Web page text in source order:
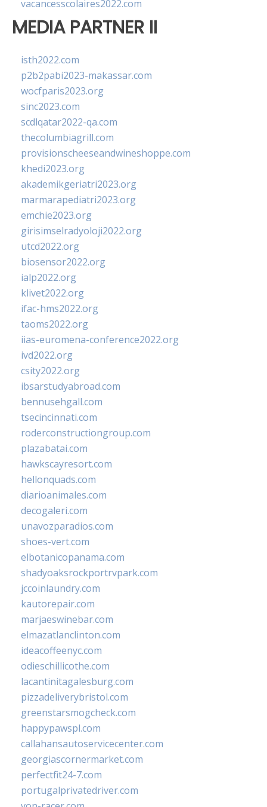
vacancesscolaires2022.com
MEDIA PARTNER II
isth2022.com
p2b2pabi2023-makassar.com
wocfparis2023.org
sinc2023.com
scdlqatar2022-qa.com
thecolumbiagrill.com
provisionscheeseandwineshoppe.com
khedi2023.org
akademikgeriatri2023.org
marmarapediatri2023.org
emchie2023.org
girisimselradyoloji2022.org
utcd2022.org
biosensor2022.org
ialp2022.org
klivet2022.org
ifac-hms2022.org
taoms2022.org
iias-euromena-conference2022.org
ivd2022.org
csity2022.org
ibsarstudyabroad.com
bennusehgall.com
tsecincinnati.com
roderconstructiongroup.com
plazabatai.com
hawkscayresort.com
hellonquads.com
diarioanimales.com
decogaleri.com
unavozparadios.com
shoes-vert.com
elbotanicopanama.com
shadyoaksrockportrvpark.com
jccoinlaundry.com
kautorepair.com
marjaeswinebar.com
elmazatlanclinton.com
ideacoffeenyc.com
odieschillicothe.com
lacantinitagalesburg.com
pizzadeliverybristol.com
greenstarsmogcheck.com
happypawspl.com
callahansautoservicecenter.com
georgiascornermarket.com
perfectfit24-7.com
portugalprivatedriver.com